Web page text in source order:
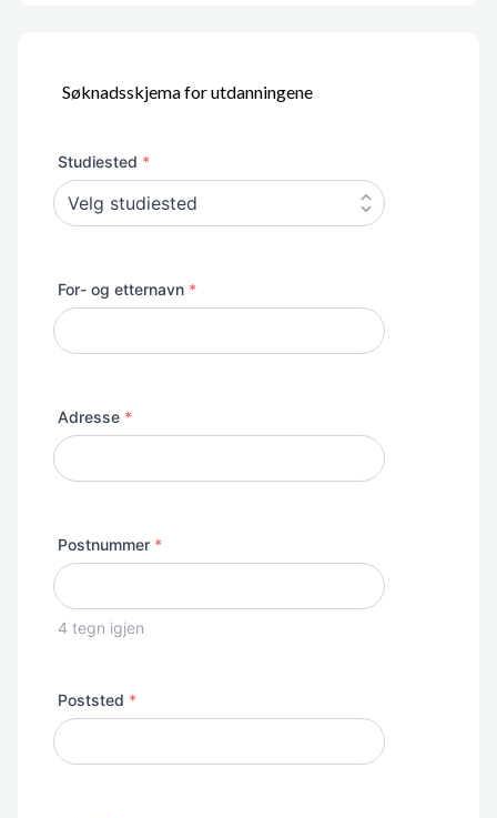
Søknadsskjema for utdanningene
Studiested *
For- og etternavn *
Adresse *
Postnummer *
4 tegn igjen
Poststed *